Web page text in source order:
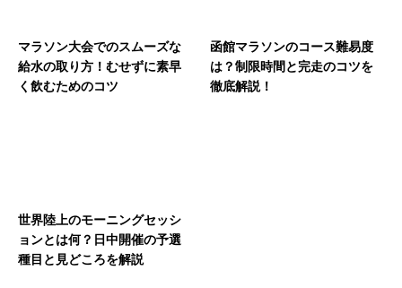
マラソン大会でのスムーズな
給水の取り方！むせずに素早
く飲むためのコツ
函館マラソンのコース難易度
は？制限時間と完走のコツを
徹底解説！
世界陸上のモーニングセッシ
ョンとは何？日中開催の予選
種目と見どころを解説